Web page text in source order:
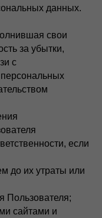
данных.
свои
за убытки,
с
если
до их утраты или
Пользователя;
сайтами и